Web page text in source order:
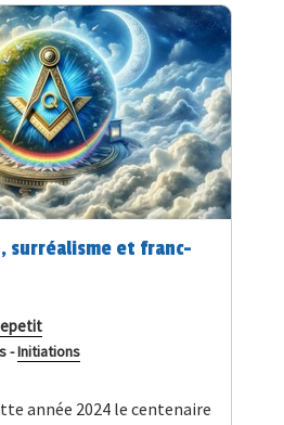
surréalisme et franc-
-Initiations
année 2024 le centenaire